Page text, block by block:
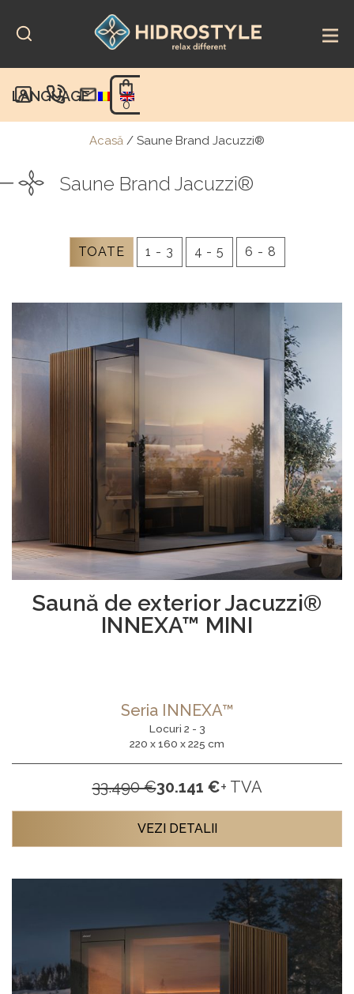
content
LANGUAGE
0
Acasă / Saune Brand Jacuzzi®
Saune Brand Jacuzzi®
TOATE 1 - 3 4 - 5 6 - 8
Saună de exterior Jacuzzi®
INNEXA™ MINI
Seria INNEXA™
Locuri 2 - 3
220 x 160 x 225 cm
33.490 €30.141 €+ TVA
VEZI DETALII